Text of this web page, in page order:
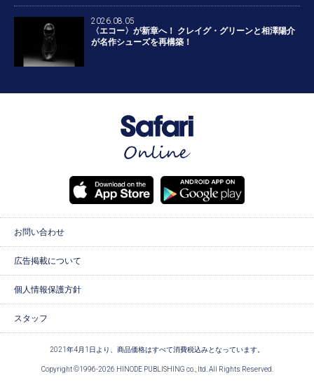
2026.08.05
〈エコー〉が新章へ！ クレイグ・グリーンと相澤陽介
が名作シューズを再構築！
お問い合わせ
広告掲載について
個人情報保護方針
スタッフ
2021年4月1日より、商品価格はすべて消費税込みとなっています。
Copyright ©1996-2026 HINODE PUBLISHING co., ltd. All Rights Reserved.